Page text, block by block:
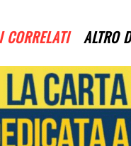
ALTRO